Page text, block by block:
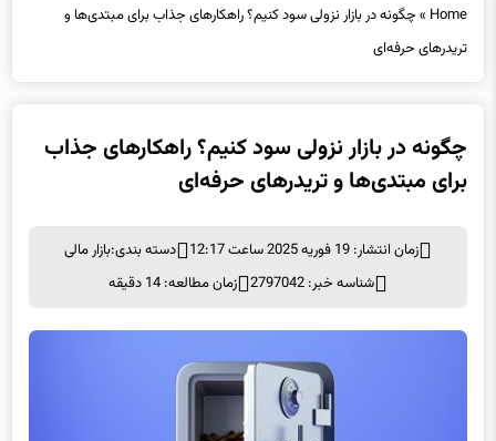
Home
»چگونه در بازار نزولی سود کنیم؟ راهکارهای جذاب برای مبتدی‌ها و
تریدرهای حرفه‌ای
چگونه در بازار نزولی سود کنیم؟ راهکارهای جذاب
برای مبتدی‌ها و تریدرهای حرفه‌ای
زمان انتشار: 19 فوریه 2025 ساعت 12:17 دسته بندی:بازار مالی
شناسه خبر: 2797042
زمان مطالعه: 14 دقیقه